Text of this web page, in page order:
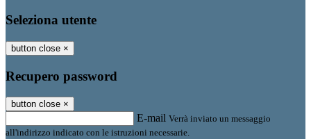
Seleziona utente
button close ×
Recupero password
button close ×
E-mail Verrà inviato un messaggio
all'indirizzo indicato con le istruzioni necessarie.